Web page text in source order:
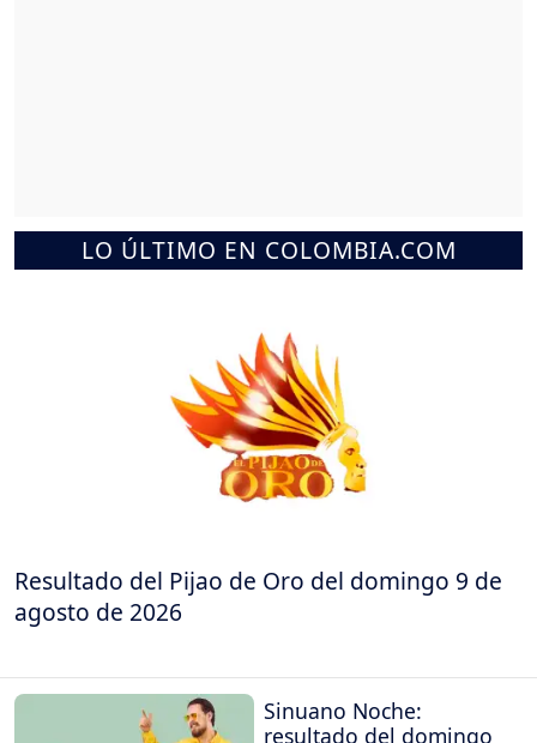
LO ÚLTIMO EN COLOMBIA.COM
Resultado del Pijao de Oro del domingo 9 de
agosto de 2026
Sinuano Noche:
resultado del domingo